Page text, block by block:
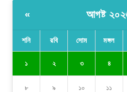
« আগষ্ট
শনি রবি সোম মঙ্গল
১ ২ ৩ ৪
৮ ৯ ১০ ১১